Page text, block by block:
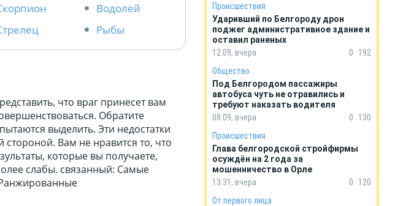
Водолей
Рыбы
что враг принесет вам
Обратите
выделить. Эти недостатки
Вам не нравится то, что
которые вы получаете,
слабы. связанный: Самые
Происшествия
Ударивший по Белгороду дрон
поджег административное здание и
оставил раненых
12:09, вчера
0
192
Общество
Под Белгородом пассажиры
автобуса чуть не отравились и
требуют наказать водителя
08:09, вчера
0
130
Происшествия
Глава белгородской стройфирмы
осуждён на 2 года за
мошенничество в Орле
13:31, вчера
0
120
От первого лица